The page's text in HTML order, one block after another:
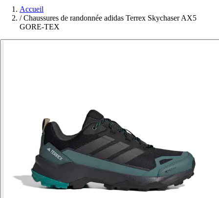
Accueil
/ Chaussures de randonnée adidas Terrex Skychaser AX5
GORE-TEX